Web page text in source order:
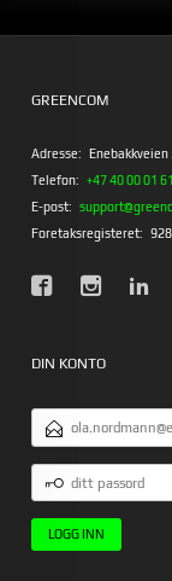
GREENCOM
Adresse: Enebakkveien
Telefon: +47 40 00 01 61
E-post:
Foretaksregisteret:
DIN KONTO
POSTADRESSE
DITT
PASSORD